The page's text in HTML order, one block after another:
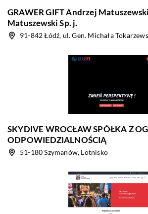
GRAWER GIFT Andrzej
Matuszewski Sp. j.
91-842 Łódź, ul. Gen. Michała
SKYDIVE WROCŁAW SPÓŁKA Z
ODPOWIEDZIALNOŚCIĄ
51-180 Szymanów, Lotnisko